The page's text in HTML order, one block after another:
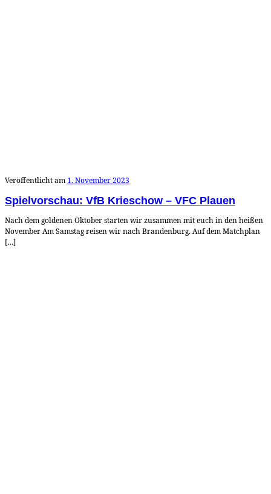
Veröffentlicht am 1. November 2023
Spielvorschau: VfB Krieschow – VFC Plauen
Nach dem goldenen Oktober starten wir zusammen mit euch in den heißen
November Am Samstag reisen wir nach Brandenburg. Auf dem Matchplan
[…]